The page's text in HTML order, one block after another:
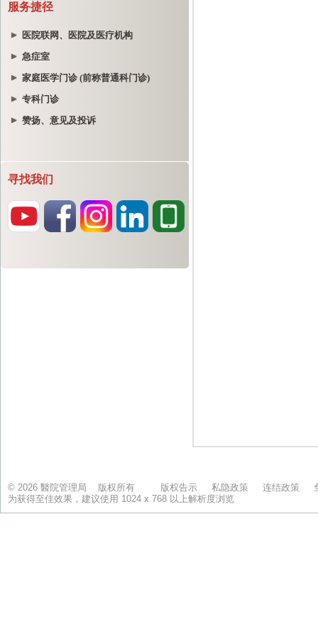
服务捷径
医院联网、医院及医疗机构
急症室
家庭医学门诊 (前称普通科门诊)
专科门诊
赞扬、意见及投诉
寻找我们
© 2026 醫院管理局 版权所有 版权告示 私隐政策 连结政策
为获得至佳效果，建议使用 1024 x 768 以上解析度浏览